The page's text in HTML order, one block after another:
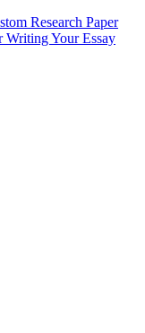
Research Paper
Your Essay